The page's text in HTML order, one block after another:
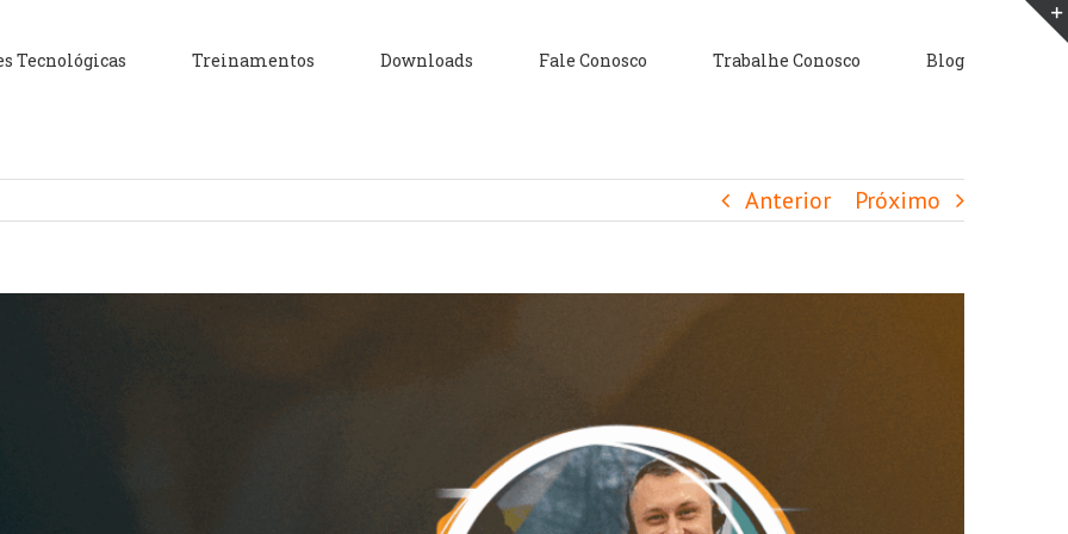
Tecnológicas Treinamentos Downloads Fale Conosco Trabalhe Conosco Blog
Anterior Próximo